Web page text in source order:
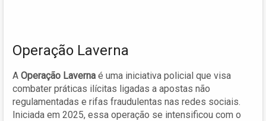
Operação Laverna
A Operação Laverna é uma iniciativa policial que visa
combater práticas ilícitas ligadas a apostas não
regulamentadas e rifas fraudulentas nas redes sociais.
Iniciada em 2025, essa operação se intensificou com o